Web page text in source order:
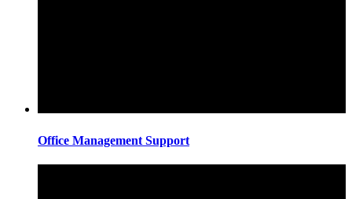
Office Management Support